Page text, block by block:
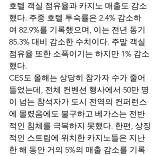
호텔 객실 점유율과 카지노 매출도 감소
했다. 주중 호텔 투숙률은 2.4% 감소하
여 82.9%를 기록했으며, 이는 전년 동기
85.3% 대비 감소한 수치이다. 주말 객실
점유율 또한 소폭이기는 하지만 1% 감소
했다.
CES도 올해는 상당히 참가자 수가 줄어
들었는데, 전체 컨벤션 행사에서 50만 명
이 넘는 참석자가 도시 전역의 컨퍼런스
에 몰렸음에도 불구하고 베가스는 전반
적인 침체를 극복하지 못했다. 한편, 상징
적인 스트립에 위치한 카지노들은 지난
한 해 동안 거의 5%의 매출 감소를 기록